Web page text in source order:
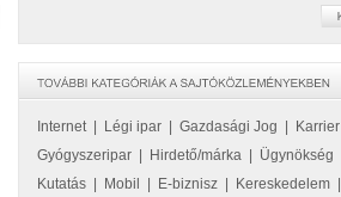
Internet| Légi ipar Gazdasági Jog Karrier
Gyógyszeripar
Hirdető/márka Ügynökség
Kutatás
Mobil E-biznisz Kereskedelem